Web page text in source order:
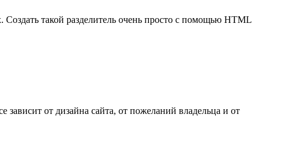
такой разделитель очень просто с помощью HTML
от дизайна сайта, от пожеланий владельца и от